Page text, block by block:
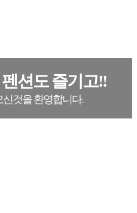
션도 즐기고!!
것을 환영합니다.